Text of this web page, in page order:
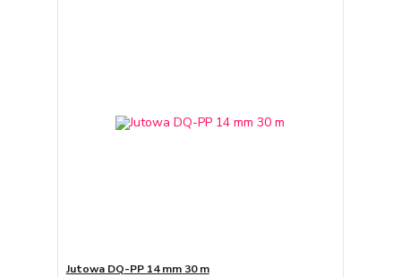
Jutowa DQ-PP 14 mm 30 m